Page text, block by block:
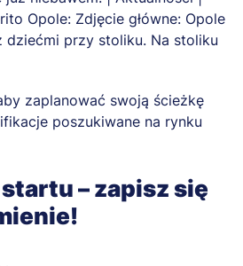
zaplanować swoją ścieżkę
poszukiwane na rynku
– zapisz się